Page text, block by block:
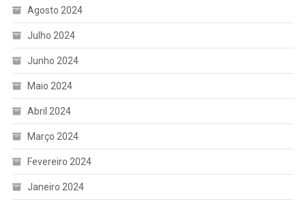
Agosto 2024
Julho 2024
Junho 2024
Maio 2024
Abril 2024
Março 2024
Fevereiro 2024
Janeiro 2024